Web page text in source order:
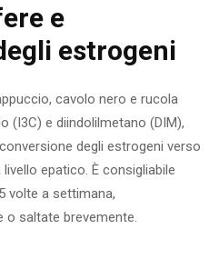
e
estrogeni
cavolo nero e rucola
(I3C) e diindolilmetano (DIM),
degli estrogeni verso
epatico. È consigliabile
volte a settimana,
o saltate brevemente.